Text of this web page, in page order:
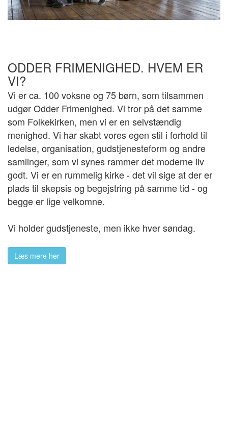
ODDER FRIMENIGHED. HVEM ER
VI?
Vi er ca. 100 voksne og 75 børn, som tilsammen
udgør Odder Frimenighed. Vi tror på det samme
som Folkekirken, men vi er en selvstændig
menighed. Vi har skabt vores egen stil i forhold til
ledelse, organisation, gudstjenesteform og andre
samlinger, som vi synes rammer det moderne liv
godt. Vi er en rummelig kirke - det vil sige at der er
plads til skepsis og begejstring på samme tid - og
begge er lige velkomne.
Vi holder gudstjeneste, men ikke hver søndag.
Læs mere her